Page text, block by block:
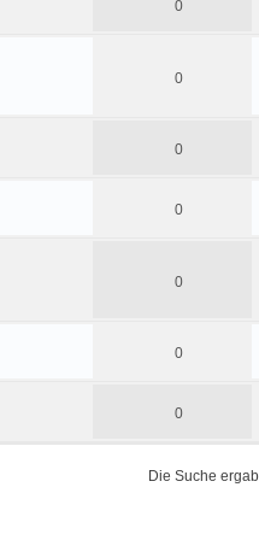
0
0
0
0
0
0
0
Die Suche